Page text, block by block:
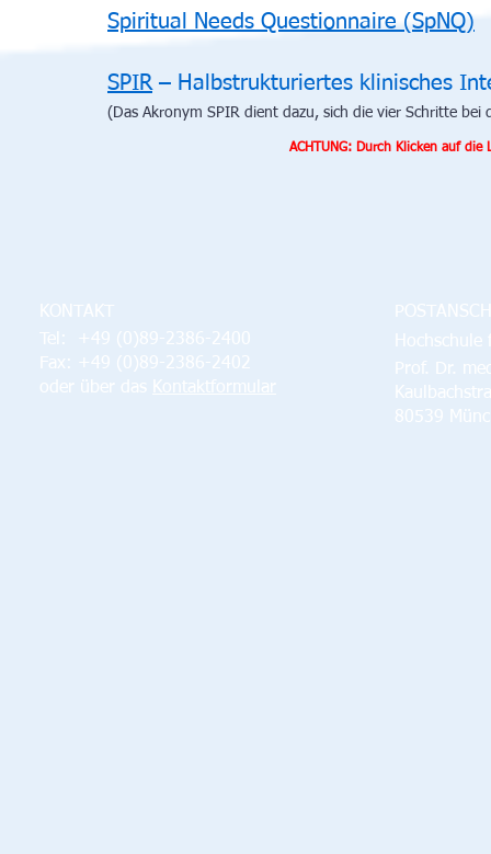
Spiritual Needs Questionnaire (SpNQ)
SPIR– Halbstrukturiertes klinisches
(Das Akronym SPIR dient dazu, sich die vier Schritte
ACHTUNG: Durch Klicken auf die
KONTAKT
Tel: +49 (0)89-2386-2400
Fax: +49 (0)89-2386-2402
oder über das Kontaktformular
Prof. Dr.
80539